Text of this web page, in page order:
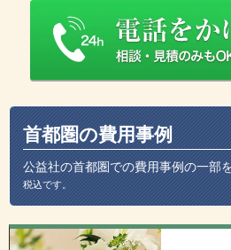
首都圏の費用事例
公益社の首都圏での費用事例の一部
税込です。